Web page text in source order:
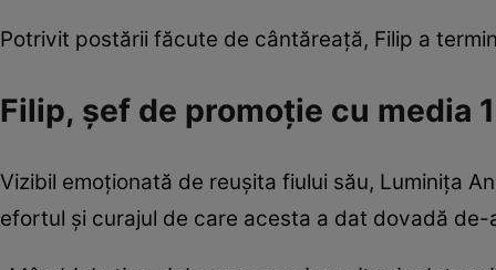
Potrivit postării făcute de cântăreață, Filip a
Filip, șef de promoție cu media
Vizibil emoționată de reușita fiului său, Luminița
efortul și curajul de care acesta a dat dovadă de-